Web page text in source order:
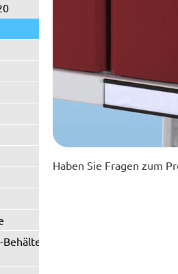
Haben Sie Fragen zum